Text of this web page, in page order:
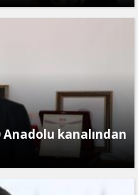
Anadolu kanalından